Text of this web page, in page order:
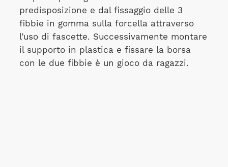
predisposizione e dal fissaggio delle 3
fibbie in gomma sulla forcella attraverso
l’uso di fascette. Successivamente montare
il supporto in plastica e fissare la borsa
con le due fibbie è un gioco da ragazzi.